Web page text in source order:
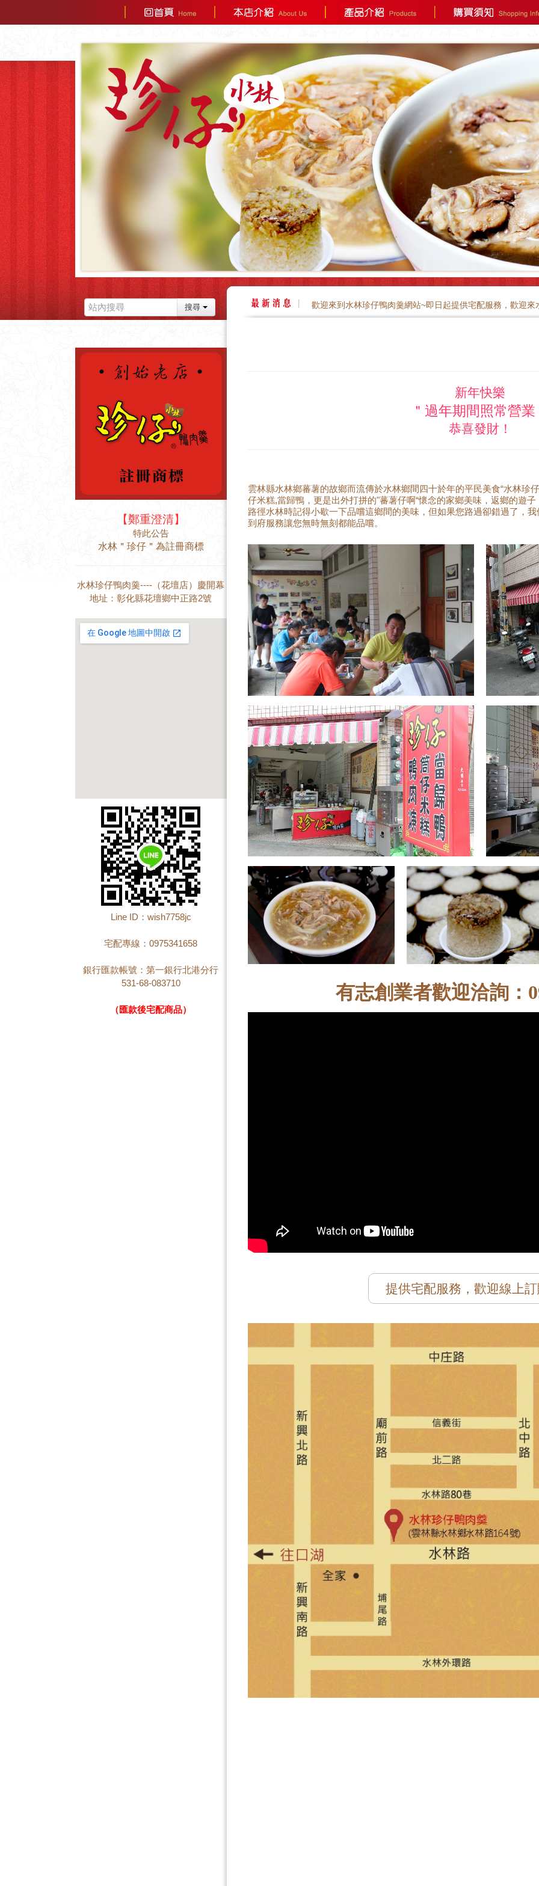
搜尋範圍，下拉選單
搜尋
【鄭重澄清】
特此公告
水林＂珍仔＂為註冊商標
水林珍仔鴨肉羹----（花壇店）慶開幕
地址：彰化縣花壇鄉中正路2號
Line ID：wish7758jc
宅配專線：0975341658
銀行匯款帳號：第一銀行北港分行
531-68-083710
（匯款後宅配商品）
歡迎來到水林珍仔鴨肉羹網站~即日起提供宅配服務，歡迎
新年快樂
＂過年期間照常營業
恭喜發財！
雲林縣水林鄉蕃薯的故鄉而流傳於水林鄉間四十於年的平民美食“水林珍
仔米糕,當歸鴨，更是出外打拼的"蕃薯仔啊“懷念的家鄉美味，返鄉的遊
路徑水林時記得小歇一下品嚐這鄉間的美味，但如果您路過卻錯過了，
到府服務讓您無時無刻都能品嚐。
有志創業者歡迎洽詢：
提供宅配服務，歡迎線上